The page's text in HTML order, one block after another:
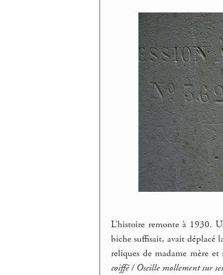
L’histoire remonte à 1930.
biche suffisait, avait déplacé
reliques de madame mère
coiffé / Oscille mollement sur